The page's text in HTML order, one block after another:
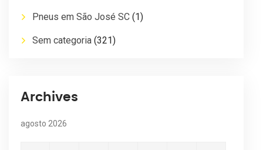
Pneus em São José SC (1)
Sem categoria (321)
Archives
agosto 2026